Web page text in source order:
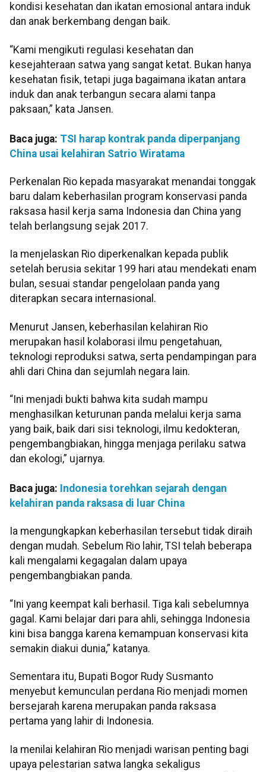
kondisi kesehatan dan ikatan emosional antara induk
dan anak berkembang dengan baik.
“Kami mengikuti regulasi kesehatan dan
kesejahteraan satwa yang sangat ketat. Bukan hanya
kesehatan fisik, tetapi juga bagaimana ikatan antara
induk dan anak terbangun secara alami tanpa
paksaan,” kata Jansen.
Baca juga: TSI harap kontrak panda diperpanjang
China usai kelahiran Satrio Wiratama
Perkenalan Rio kepada masyarakat menandai tonggak
baru dalam keberhasilan program konservasi panda
raksasa hasil kerja sama Indonesia dan China yang
telah berlangsung sejak 2017.
Ia menjelaskan Rio diperkenalkan kepada publik
setelah berusia sekitar 199 hari atau mendekati enam
bulan, sesuai standar pengelolaan panda yang
diterapkan secara internasional.
Menurut Jansen, keberhasilan kelahiran Rio
merupakan hasil kolaborasi ilmu pengetahuan,
teknologi reproduksi satwa, serta pendampingan para
ahli dari China dan sejumlah negara lain.
“Ini menjadi bukti bahwa kita sudah mampu
menghasilkan keturunan panda melalui kerja sama
yang baik, baik dari sisi teknologi, ilmu kedokteran,
pengembangbiakan, hingga menjaga perilaku satwa
dan ekologi,” ujarnya.
Baca juga: Indonesia torehkan sejarah dengan
kelahiran panda raksasa di luar China
Ia mengungkapkan keberhasilan tersebut tidak diraih
dengan mudah. Sebelum Rio lahir, TSI telah beberapa
kali mengalami kegagalan dalam upaya
pengembangbiakan panda.
“Ini yang keempat kali berhasil. Tiga kali sebelumnya
gagal. Kami belajar dari para ahli, sehingga Indonesia
kini bisa bangga karena kemampuan konservasi kita
semakin diakui dunia,” katanya.
Sementara itu, Bupati Bogor Rudy Susmanto
menyebut kemunculan perdana Rio menjadi momen
bersejarah karena merupakan panda raksasa
pertama yang lahir di Indonesia.
Ia menilai kelahiran Rio menjadi warisan penting bagi
upaya pelestarian satwa langka sekaligus